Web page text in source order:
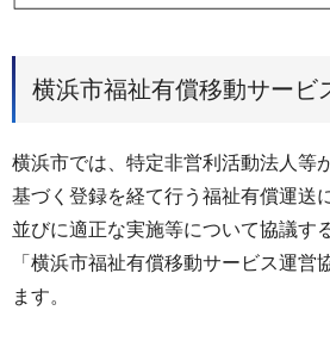
横浜市福祉有償移動サービ
横浜市では、特定非営利活動法人等
基づく登録を経て行う福祉有償運送
並びに適正な実施等について協議す
「横浜市福祉有償移動サービス運営
ます。